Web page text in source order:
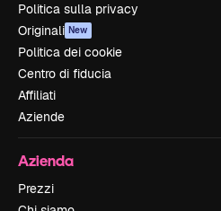
Politica sulla privacy
Originali New
Politica dei cookie
Centro di fiducia
Affiliati
Aziende
Azienda
Prezzi